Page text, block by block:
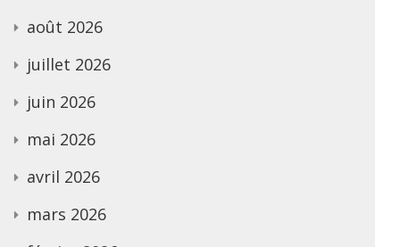
août 2026
juillet 2026
juin 2026
mai 2026
avril 2026
mars 2026